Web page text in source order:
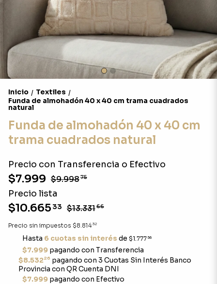
Inicio / Textiles /
Funda de almohadón 40 x 40 cm trama cuadrados
natural
Funda de almohadón 40 x 40 cm
trama cuadrados natural
Precio con Transferencia o Efectivo
$7.999 $9.99875
Precio lista
$10.665 33 $13.33166
Precio sin impuestos $8.81432
Hasta 6 cuotas sin interés de $1.777 56
$7.999pagando con Transferencia
$8.53226 pagando con 3 Cuotas Sin Interés Banco
Provincia con QR Cuenta DNI
$7.999pagando con Efectivo